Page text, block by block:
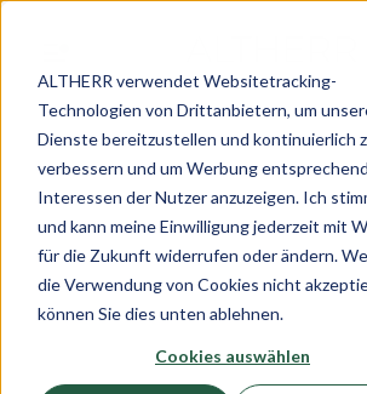
ALTHERR verwendet Websitetracking-
Technologien von Drittanbietern, um
Dienste bereitzustellen und kontinuierlich
verbessern und um Werbung
Interessen der Nutzer anzuzeigen. Ich
und kann meine Einwilligung jederzeit mit
für die Zukunft widerrufen oder ändern.
die Verwendung von Cookies nicht
können Sie dies unten ablehnen.
Cookies auswählen